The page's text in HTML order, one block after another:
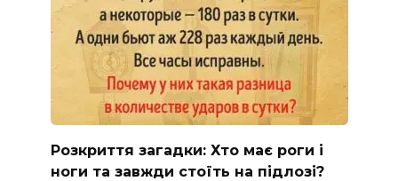
Розкриття загадки: Хто має роги і
ноги та завжди стоїть на підлозі?